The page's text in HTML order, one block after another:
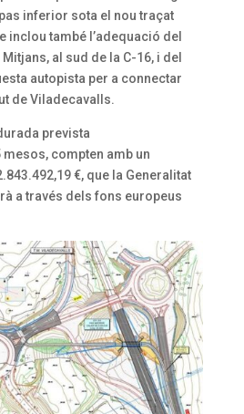
inferior sota el nou traçat
inclou també l’adequació del
al sud de la C-16, i del
autopista per a connectar
de Viladecavalls.
prevista
mesos, compten amb un
€, que la Generalitat
a través dels fons europeus